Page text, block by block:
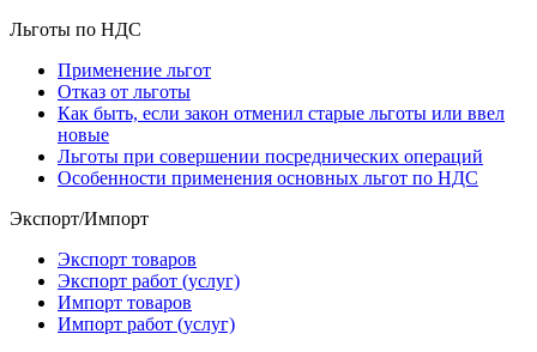
Льготы по НДС
Применение льгот
Отказ от льготы
Как быть, если закон отменил старые льготы или ввел
новые
Льготы при совершении посреднических операций
Особенности применения основных льгот по НДС
Экспорт/Импорт
Экспорт товаров
Экспорт работ (услуг)
Импорт товаров
Импорт работ (услуг)